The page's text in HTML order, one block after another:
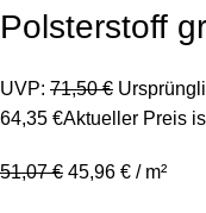
Polsterstoff
UVP: 71,50€
64,35 €Aktueller Preis
51,07€ 45,96 € / m²